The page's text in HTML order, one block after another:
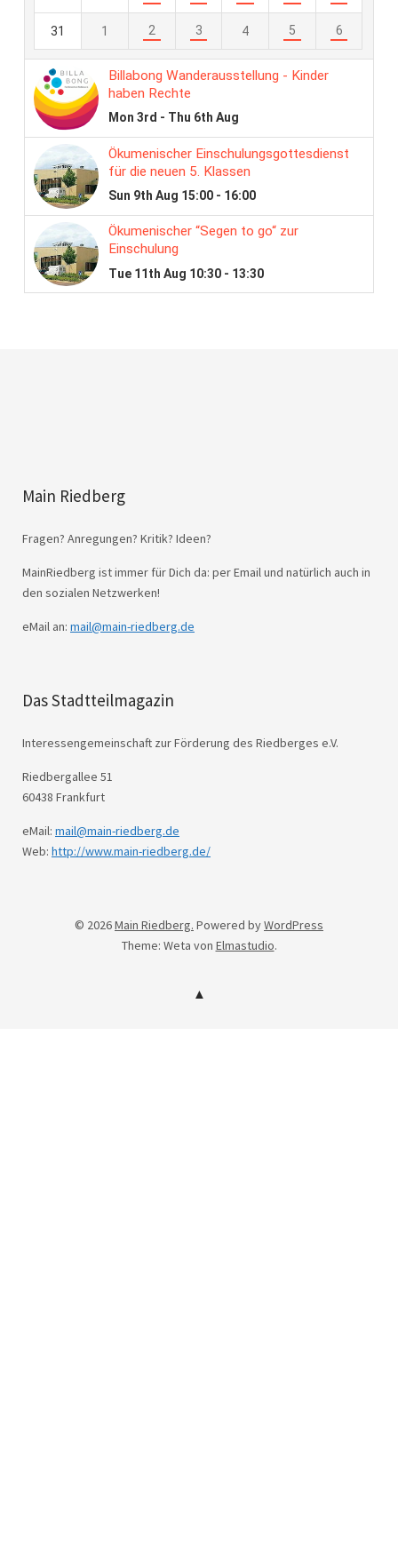
Main Riedberg
Fragen? Anregungen? Kritik? Ideen?
MainRiedberg ist immer für Dich da: per Email und natürlich auch in
den sozialen Netzwerken!
eMail an: mail@main-riedberg.de
Das Stadtteilmagazin
Interessengemeinschaft zur Förderung des Riedberges e.V.
Riedbergallee 51
60438 Frankfurt
eMail: mail@main-riedberg.de
Web: http://www.main-riedberg.de/
© 2026Main Riedberg. Powered byWordPress
Theme: Weta von Elmastudio.